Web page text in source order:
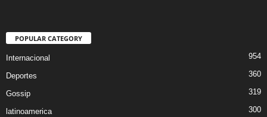
POPULAR CATEGORY
Internacional 954
Deportes 360
Gossip 319
latinoamerica 300